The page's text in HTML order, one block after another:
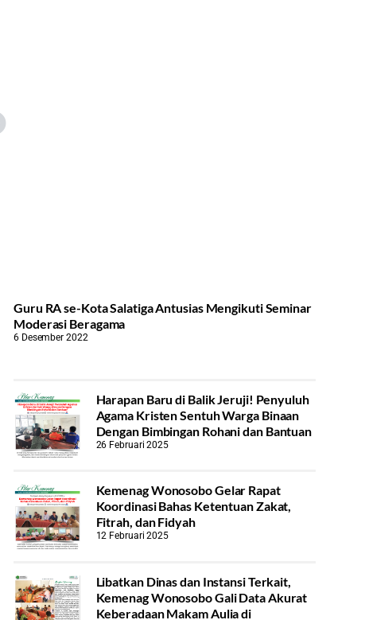
Guru RA se-Kota Salatiga Antusias Mengikuti Seminar
Moderasi Beragama
6 Desember 2022
Harapan Baru di Balik Jeruji! Penyuluh
Agama Kristen Sentuh Warga Binaan
Dengan Bimbingan Rohani dan Bantuan
26 Februari 2025
Kemenag Wonosobo Gelar Rapat
Koordinasi Bahas Ketentuan Zakat,
Fitrah, dan Fidyah
12 Februari 2025
Libatkan Dinas dan Instansi Terkait,
Kemenag Wonosobo Gali Data Akurat
Keberadaan Makam Aulia di